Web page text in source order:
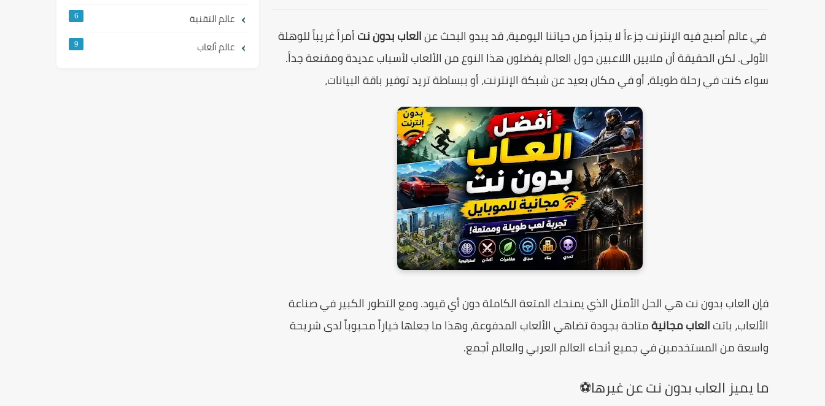
في عالم أصبح فيه الإنترنت جزءاً لا يتجزأ من حياتنا اليومية، قد يبدو البحث عنالعاب بدون نتأمراً غريباً للوهلة
الأولى. لكن الحقيقة أن ملايين اللاعبين حول العالم يفضلون هذا النوع من الألعاب لأسباب عديدة ومقنعة جداً.
سواء كنت في رحلة طويلة، أو في مكان بعيد عن شبكة الإنترنت، أو ببساطة تريد توفير باقة البيانات،
فإن العاب بدون نت هي الحل الأمثل الذي يمنحك المتعة الكاملة دون أي قيود. ومع التطور الكبير في صناعة
الألعاب، باتتالعاب مجانيةمتاحة بجودة تضاهي الألعاب المدفوعة، وهذا ما جعلها خياراً محبوباً لدى شريحة
واسعة من المستخدمين في جميع أنحاء العالم العربي والعالم أجمع.
ما يميز العاب بدون نت عن غيرها⚽
عالم التقنية 6
عالم ألعاب 9